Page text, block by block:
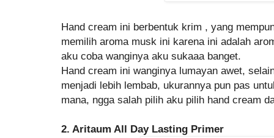
Hand cream ini berbentuk krim , yang
memilih aroma musk ini karena ini adalah
aku coba wanginya aku sukaaa banget.
Hand cream ini wanginya lumayan awet,
menjadi lebih lembab, ukurannya pun pas
mana, ngga salah pilih aku pilih hand cream
2. Aritaum All Day Lasting Primer